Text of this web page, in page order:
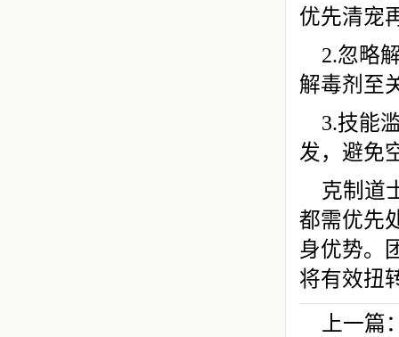
优先清宠
2.忽略
解毒剂至
3.技能
发，避免
克制道
都需优先
身优势。
将有效扭
上一篇